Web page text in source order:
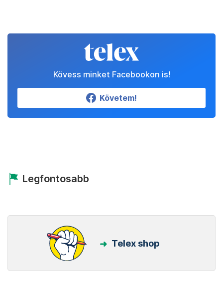
Kövess minket Facebookon is!
Követem!
Legfontosabb
Telex shop